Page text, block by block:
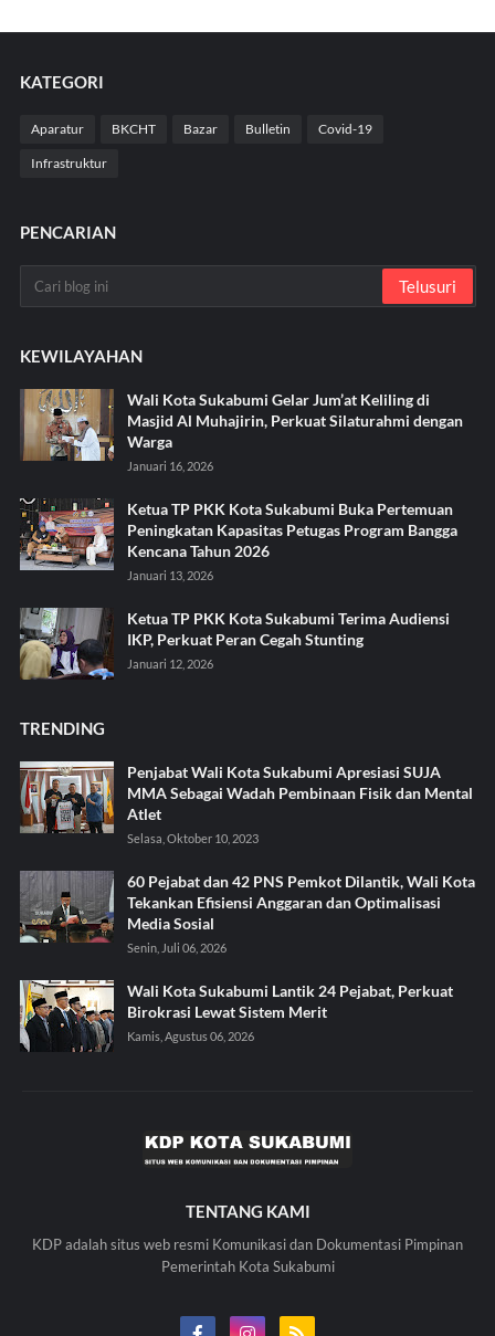
KATEGORI
Aparatur BKCHT Bazar Bulletin Covid-19
Infrastruktur
PENCARIAN
KEWILAYAHAN
Wali Kota Sukabumi Gelar Jum’at Keliling di
Masjid Al Muhajirin, Perkuat Silaturahmi dengan
Warga
Januari 16, 2026
Ketua TP PKK Kota Sukabumi Buka Pertemuan
Peningkatan Kapasitas Petugas Program Bangga
Kencana Tahun 2026
Januari 13, 2026
Ketua TP PKK Kota Sukabumi Terima Audiensi
IKP, Perkuat Peran Cegah Stunting
Januari 12, 2026
TRENDING
Penjabat Wali Kota Sukabumi Apresiasi SUJA
MMA Sebagai Wadah Pembinaan Fisik dan Mental
Atlet
Selasa, Oktober 10, 2023
60 Pejabat dan 42 PNS Pemkot Dilantik, Wali Kota
Tekankan Efisiensi Anggaran dan Optimalisasi
Media Sosial
Senin, Juli 06, 2026
Wali Kota Sukabumi Lantik 24 Pejabat, Perkuat
Birokrasi Lewat Sistem Merit
Kamis, Agustus 06, 2026
TENTANG KAMI
KDP adalah situs web resmi Komunikasi dan Dokumentasi Pimpinan
Pemerintah Kota Sukabumi